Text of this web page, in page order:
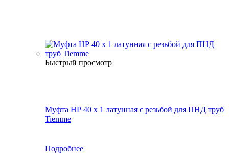
Быстрый просмотр
Муфта НР 40 х 1 латунная с резьбой для ПНД труб
Tiemme
Подробнее